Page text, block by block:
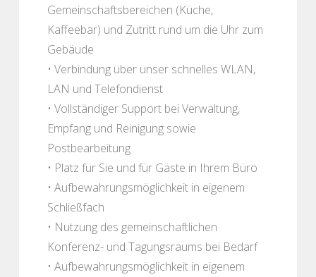
Gemeinschaftsbereichen (Küche,
Kaffeebar) und Zutritt rund um die Uhr zum
Gebäude
• Verbindung über unser schnelles WLAN,
LAN und Telefondienst
• Vollständiger Support bei Verwaltung,
Empfang und Reinigung sowie
Postbearbeitung
• Platz für Sie und für Gäste in Ihrem Büro
• Aufbewahrungsmöglichkeit in eigenem
Schließfach
• Nutzung des gemeinschaftlichen
Konferenz- und Tagungsraums bei Bedarf
• Aufbewahrungsmöglichkeit in eigenem